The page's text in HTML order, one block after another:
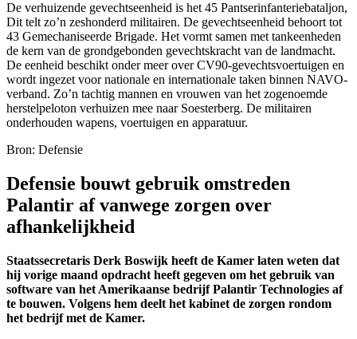
De verhuizende gevechtseenheid is het 45 Pantserinfanteriebataljon,
Dit telt zo’n zeshonderd militairen. De gevechtseenheid behoort tot
43 Gemechaniseerde Brigade. Het vormt samen met tankeenheden
de kern van de grondgebonden gevechtskracht van de landmacht.
De eenheid beschikt onder meer over CV90-gevechtsvoertuigen en
wordt ingezet voor nationale en internationale taken binnen NAVO-
verband. Zo’n tachtig mannen en vrouwen van het zogenoemde
herstelpeloton verhuizen mee naar Soesterberg. De militairen
onderhouden wapens, voertuigen en apparatuur.
Bron: Defensie
Defensie bouwt gebruik omstreden
Palantir af vanwege zorgen over
afhankelijkheid
Staatssecretaris Derk Boswijk heeft de Kamer laten weten dat
hij vorige maand opdracht heeft gegeven om het gebruik van
software van het Amerikaanse bedrijf Palantir Technologies af
te bouwen. Volgens hem deelt het kabinet de zorgen rondom
het bedrijf met de Kamer.